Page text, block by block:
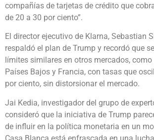
compañías de tarjetas de crédito que
de 20 a 30 por ciento”.
El director ejecutivo de Klarna, Sebastian
respaldó el plan de Trump y recordó que
límites similares en otros mercados,
Países Bajos y Francia, con tasas que
por ciento, sin distorsionar el mercado.
Jai Kedia, investigador del grupo de
consideró que la iniciativa de Trump
de influir en la política monetaria en un
Casa Blanca está enfrascada en una